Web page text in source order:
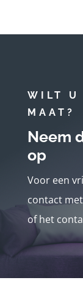
WILT U
MAAT?
Neem
op
Voor een
contact
of het